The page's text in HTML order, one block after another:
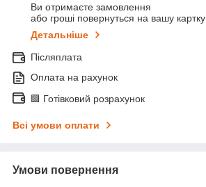
Ви отримаєте замовлення
або гроші повернуться на вашу картку
Детальніше
Післяплата
Оплата на рахунок
🟩 Готівковий розрахунок
Всі умови оплати
Умови повернення